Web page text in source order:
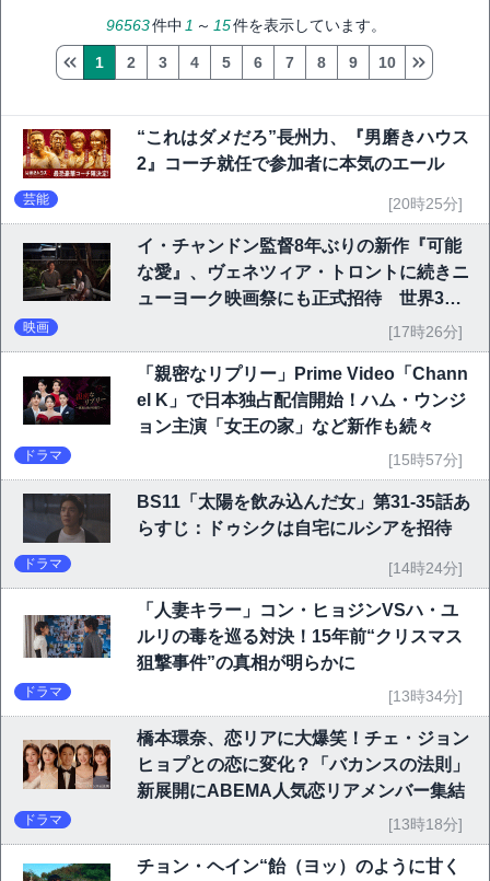
96563件中 1 ～ 15件を表示しています。
1 2 3 4 5 6 7 8 9 10
“これはダメだろ”長州力、『男磨きハウス
2』コーチ就任で参加者に本気のエール
芸能 [20時25分]
イ・チャンドン監督8年ぶりの新作『可能
な愛』、ヴェネツィア・トロントに続きニ
ューヨーク映画祭にも正式招待 世界3大
映画 [17時26分]
「親密なリプリー」Prime Video「Chann
el K」で日本独占配信開始！ハム・ウンジ
ョン主演「女王の家」など新作も続々
ドラマ [15時57分]
BS11「太陽を飲み込んだ女」第31-35話あ
らすじ：ドゥシクは自宅にルシアを招待
ドラマ [14時24分]
「人妻キラー」コン・ヒョジンVSハ・ユ
ルリの毒を巡る対決！15年前“クリスマス
狙撃事件”の真相が明らかに
ドラマ [13時34分]
橋本環奈、恋リアに大爆笑！チェ・ジョン
ヒョプとの恋に変化？「バカンスの法則」
新展開にABEMA人気恋リアメンバー集結
ドラマ [13時18分]
チョン・ヘイン“飴（ヨッ）のように甘く